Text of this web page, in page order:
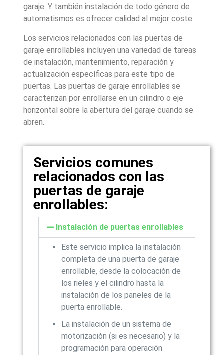
garaje. Y también instalación de todo género de
automatismos es ofrecer calidad al mejor coste.
Los servicios relacionados con las puertas de
garaje enrollables incluyen una variedad de tareas
de instalación, mantenimiento, reparación y
actualización específicas para este tipo de
puertas. Las puertas de garaje enrollables se
caracterizan por enrollarse en un cilindro o eje
horizontal sobre la abertura del garaje cuando se
abren.
Servicios comunes
relacionados con las
puertas de garaje
enrollables:
Instalación de puertas enrollables
Este servicio implica la instalación
completa de una puerta de garaje
enrollable, desde la colocación de
los rieles y el cilindro hasta la
instalación de los paneles de la
puerta enrollable.
La instalación de un sistema de
motorización (si es necesario) y la
programación para operación